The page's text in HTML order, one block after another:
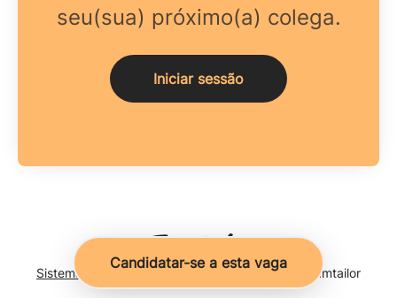
Candidatar-se a esta vaga
seu(sua) próximo(a) colega.
Iniciar sessão
Sistema de monitoramento de candidatosda Teamtailor